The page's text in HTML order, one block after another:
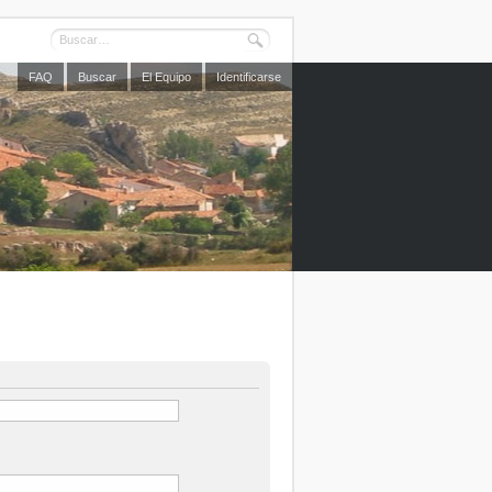
FAQ Buscar El Equipo Identificarse